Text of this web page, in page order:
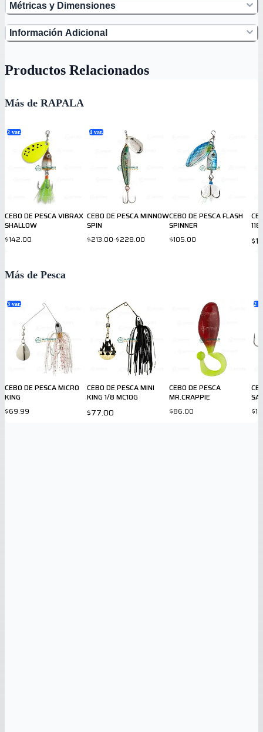
Métricas y Dimensiones
Información Adicional
Productos Relacionados
Más de RAPALA
2 var.
CEBO DE PESCA VIBRAX
SHALLOW
$142.00
4 var.
CEBO DE PESCA MINNOW
SPIN
$213.00-$228.00
CEBO DE PESCA FLASH
SPINNER
$105.00
Más de Pesca
3 var.
CEBO DE PESCA MICRO
KING
$69.99
CEBO DE PESCA MINI
KING 1/8 MC10G
$77.00
CEBO DE PESCA
MR.CRAPPIE
$86.00
2